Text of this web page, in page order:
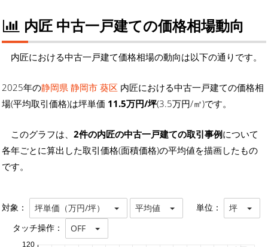
内匠 中古一戸建ての価格相場動向
内匠における中古一戸建て価格相場の動向は以下の通りです。
2025年の静岡県 静岡市 葵区 内匠における中古一戸建ての価格相
場(平均取引価格)は坪単価 11.5万円/坪(3.5万円/㎡)です。
このグラフは、 2件の内匠の中古一戸建ての取引事例について
各年ごとに算出した取引価格(面積価格)の平均値を描画したもの
です。
対象： 坪単価（万円/坪） 平均値 単位： 坪
タッチ操作： OFF
120